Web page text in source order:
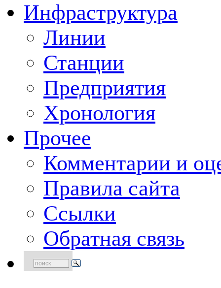
Инфраструктура
Линии
Станции
Предприятия
Хронология
Прочее
Комментарии и
Правила сайта
Ссылки
Обратная связь